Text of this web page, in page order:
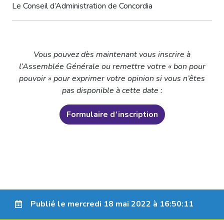
Le Conseil d’Administration de Concordia
Vous pouvez dès maintenant vous inscrire à
l’Assemblée Générale ou remettre votre « bon pour
pouvoir » pour exprimer votre opinion si vous n’êtes
pas disponible à cette date :
Formulaire d’inscription
Publié le mercredi 18 mai 2022 à 16:50:11